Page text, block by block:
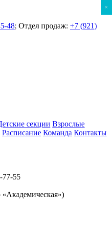
48; Отдел продаж: +7 (921)
секции Взрослые
Расписание Команда Контакты
77-55
×